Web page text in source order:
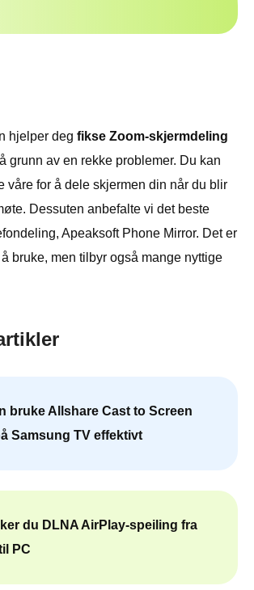
hjelper deg fikse Zoom-skjermdeling
grunn av en rekke problemer. Du kan
våre for å dele skjermen din når du blir
Dessuten anbefalte vi det beste
Apeaksoft Phone Mirror. Det er
bruke, men tilbyr også mange nyttige
bruke Allshare Cast to Screen
Samsung TV effektivt
du DLNA AirPlay-speiling fra
PC